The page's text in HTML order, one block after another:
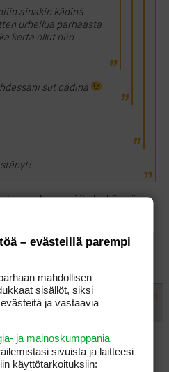
ainakin kädinä
urheilua parhaasta
kerta ollut niin
sut cädinä
kun multa nousi iholta höyryä
olevaan kylmään pintaan;)
VASTAA ILMOITA ASIATON VIESTI
on, enkä tarkoita Heinolan
tässä taannoin. Erään hotellin
kaverin kanssa saunoa.
– evästeillä parempi
mahdollisen
sisällöt, siksi
ja vastaavia
ja mainoskumppania
sivuista ja laitteesi
käyttötarkoituksiin: